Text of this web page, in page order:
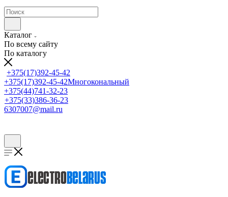
Каталог
По всему сайту
По каталогу
+375(17)392-45-42
+375(17)392-45-42Многокональный
+375(44)741-32-23
+375(33)386-36-23
6307007@mail.ru